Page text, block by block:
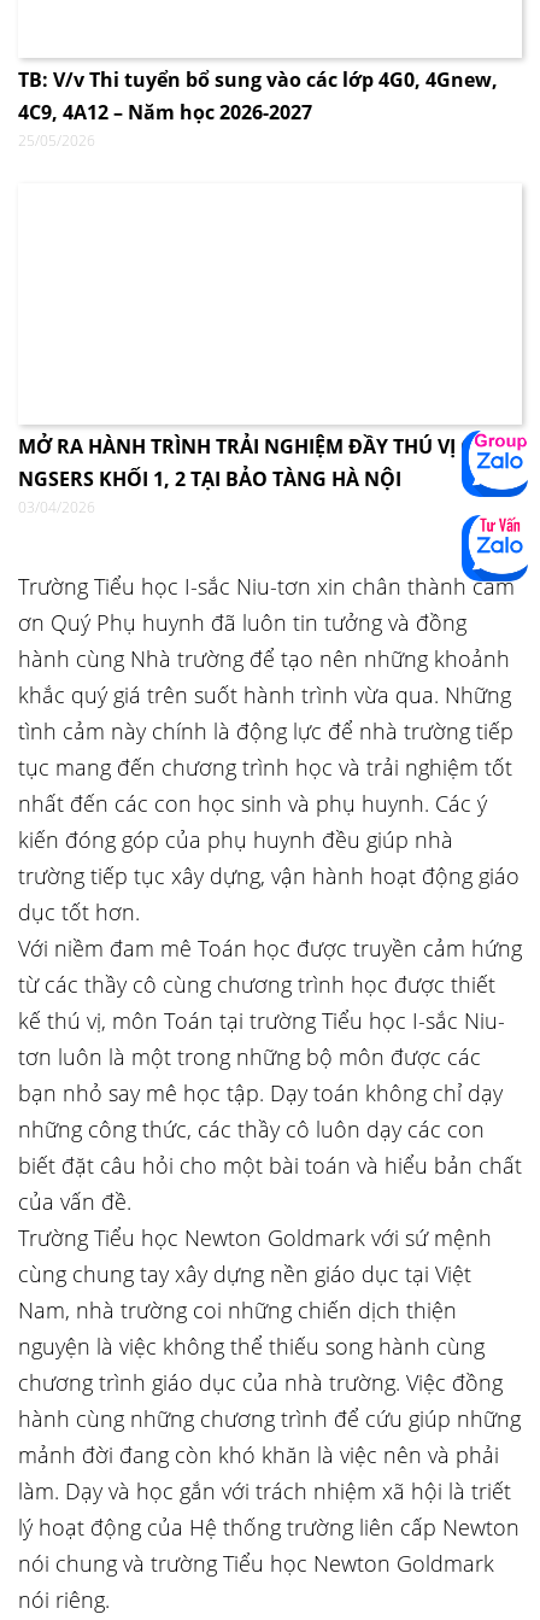
TB: V/v Thi tuyển bổ sung vào các lớp 4G0, 4Gnew,
4C9, 4A12 – Năm học 2026-2027
25/05/2026
MỞ RA HÀNH TRÌNH TRẢI NGHIỆM ĐẦY THÚ VỊ CÙNG
NGSERS KHỐI 1, 2 TẠI BẢO TÀNG HÀ NỘI
03/04/2026
Trường Tiểu học I-sắc Niu-tơn xin chân thành cảm
ơn Quý Phụ huynh đã luôn tin tưởng và đồng
hành cùng Nhà trường để tạo nên những khoảnh
khắc quý giá trên suốt hành trình vừa qua. Những
tình cảm này chính là động lực để nhà trường tiếp
tục mang đến chương trình học và trải nghiệm tốt
nhất đến các con học sinh và phụ huynh. Các ý
kiến đóng góp của phụ huynh đều giúp nhà
trường tiếp tục xây dựng, vận hành hoạt động giáo
dục tốt hơn.
Với niềm đam mê Toán học được truyền cảm hứng
từ các thầy cô cùng chương trình học được thiết
kế thú vị, môn Toán tại trường Tiểu học I-sắc Niu-
tơn luôn là một trong những bộ môn được các
bạn nhỏ say mê học tập. Dạy toán không chỉ dạy
những công thức, các thầy cô luôn dạy các con
biết đặt câu hỏi cho một bài toán và hiểu bản chất
của vấn đề.
Trường Tiểu học Newton Goldmark với sứ mệnh
cùng chung tay xây dựng nền giáo dục tại Việt
Nam, nhà trường coi những chiến dịch thiện
nguyện là việc không thể thiếu song hành cùng
chương trình giáo dục của nhà trường. Việc đồng
hành cùng những chương trình để cứu giúp những
mảnh đời đang còn khó khăn là việc nên và phải
làm. Dạy và học gắn với trách nhiệm xã hội là triết
lý hoạt động của Hệ thống trường liên cấp Newton
nói chung và trường Tiểu học Newton Goldmark
nói riêng.